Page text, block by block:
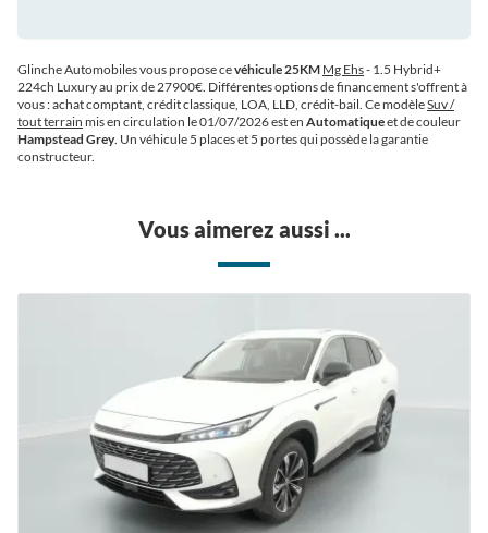
Glinche Automobiles vous propose cevéhicule 25KM Mg Ehs- 1.5 Hybrid+
224ch Luxury au prix de 27900€. Différentes options de financement s'offrent à
vous : achat comptant, crédit classique, LOA, LLD, crédit-bail. Ce modèleSuv /
tout terrain mis en circulation le 01/07/2026 est en Automatiqueet de couleur
Hampstead Grey. Un véhicule 5 places et 5 portes qui possède la garantie
constructeur.
Vous aimerez aussi ...